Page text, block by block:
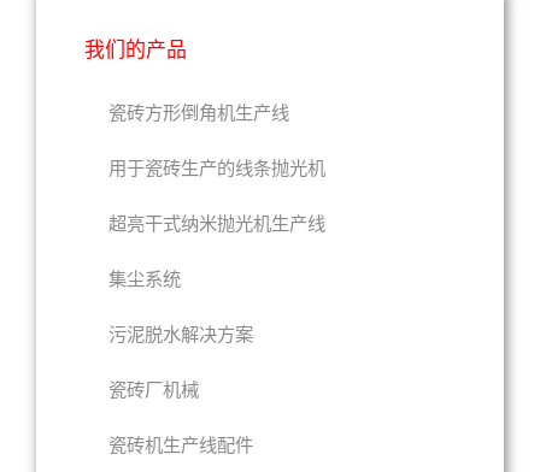
我们的产品
瓷砖方形倒角机生产线
用于瓷砖生产的线条抛光机
超亮干式纳米抛光机生产线
集尘系统
污泥脱水解决方案
瓷砖厂机械
瓷砖机生产线配件